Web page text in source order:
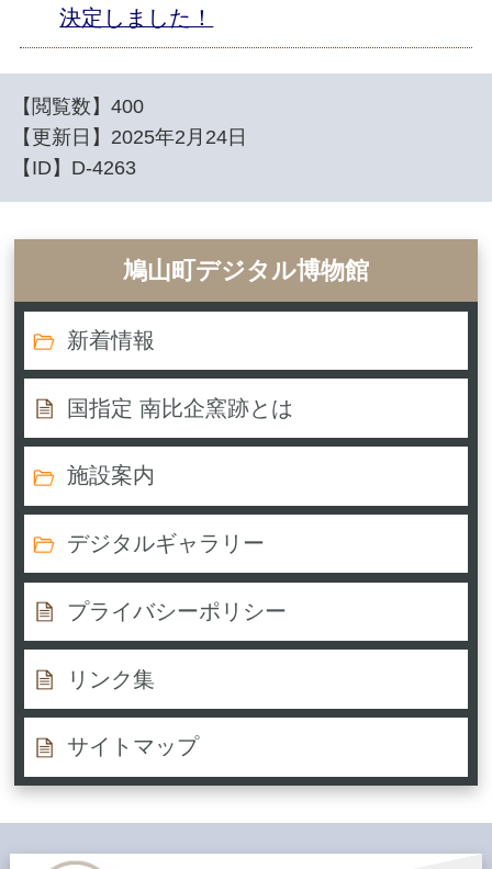
決定しました！
【閲覧数】400
【更新日】 2025年2月24日
【ID】 D-4263
鳩山町デジタル博物館
新着情報
国指定 南比企窯跡とは
施設案内
デジタルギャラリー
プライバシーポリシー
リンク集
サイトマップ